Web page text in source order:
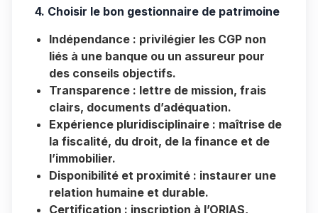
4. Choisir le bon gestionnaire de patrimoine
Indépendance : privilégier les CGP non
liés à une banque ou un assureur pour
des conseils objectifs.
Transparence : lettre de mission, frais
clairs, documents d’adéquation.
Expérience pluridisciplinaire : maîtrise de
la fiscalité, du droit, de la finance et de
l’immobilier.
Disponibilité et proximité : instaurer une
relation humaine et durable.
Certification : inscription à l’ORIAS,